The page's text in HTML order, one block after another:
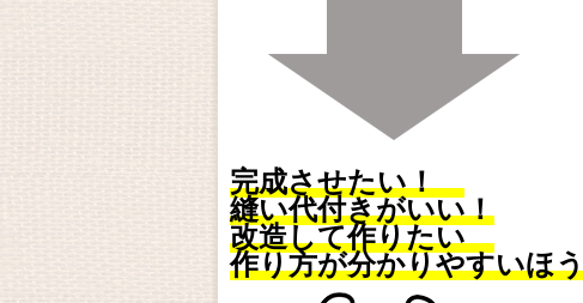
完成させたい！
縫い代付きがいい！
改造して作りたい
作り方が分かりやすいほ